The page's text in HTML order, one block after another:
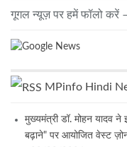
गूगल न्यूज़ पर हमें फॉलो करें –
MPinfo Hindi
मुख्यमंत्री डॉ. मोहन यादव
बढ़ाने" पर आयोजित वेस्ट ज़ोन